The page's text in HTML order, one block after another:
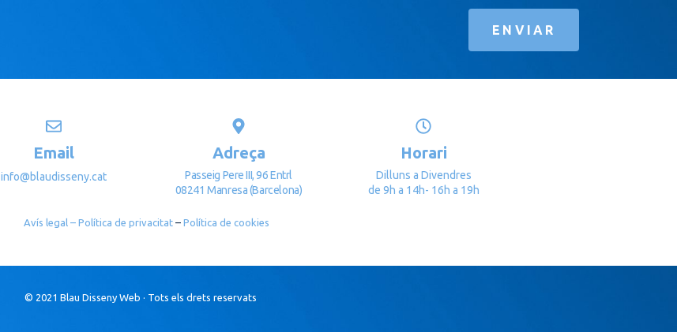
ENVIAR
Email
info@blaudisseny.cat
Adreça
Passeig Pere III, 96 Entrl
08241 Manresa (Barcelona)
Horari
Dilluns a Divendres
de 9h a 14h- 16h a 19h
Avís legal– Política de privacitat– Política de cookies
© 2021 Blau Disseny Web · Tots els drets reservats